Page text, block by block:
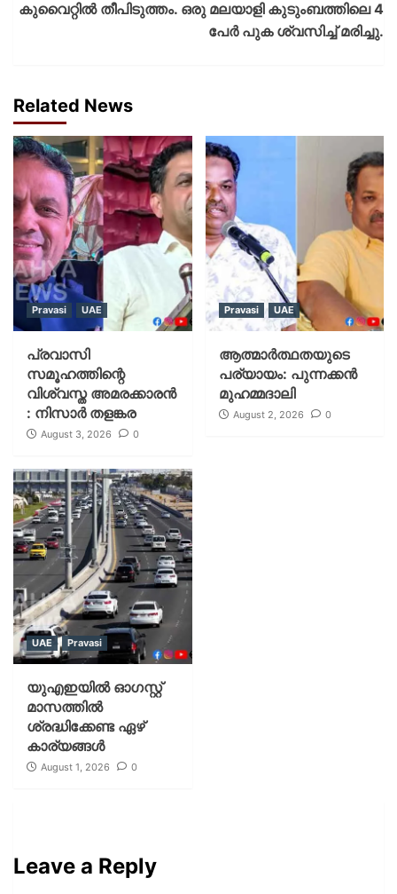
കുവൈറ്റിൽ തീപിടുത്തം. ഒരു മലയാളി കുടുംബത്തിലെ 4
പേർ പുക ശ്വസിച്ച് മരിച്ചു.
Related News
Pravasi UAE
പ്രവാസി
സമൂഹത്തിന്റെ
വിശ്വസ്ത അമരക്കാരൻ
: നിസാർ തളങ്കര
August 3, 2026 0
Pravasi UAE
ആത്മാർത്ഥതയുടെ
പര്യായം: പുന്നക്കൻ
മുഹമ്മദാലി
August 2, 2026 0
UAE Pravasi
യുഎഇയില്‍ ഓഗസ്റ്റ്
മാസത്തില്‍
ശ്രദ്ധിക്കേണ്ട ഏഴ്
കാര്യങ്ങള്‍
August 1, 2026 0
Leave a Reply